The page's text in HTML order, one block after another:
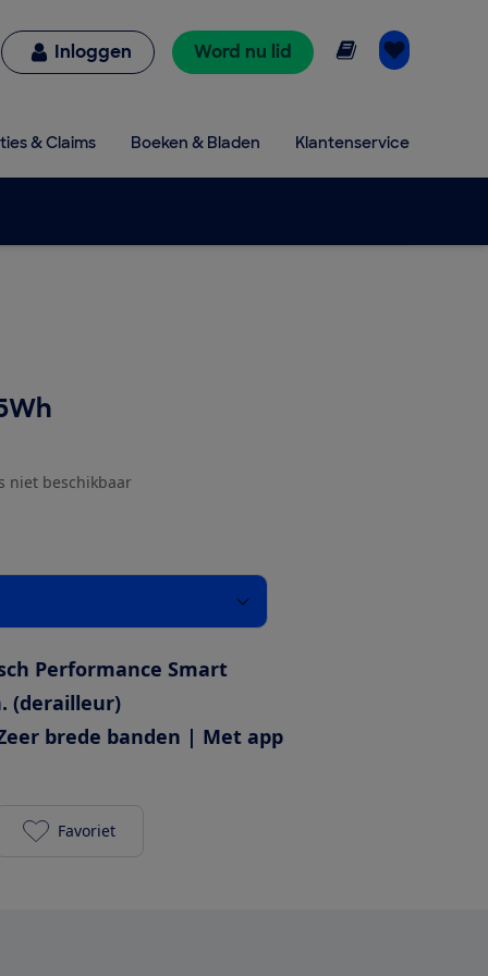
Inloggen Word nu lid Online lezen
& Claims Boeken & Bladen Klantenservice
niet beschikbaar
Performance Smart
(derailleur)
brede banden | Met app
Trek Verve+ 5 2023 725Wh toevoegen aan je
Favoriet